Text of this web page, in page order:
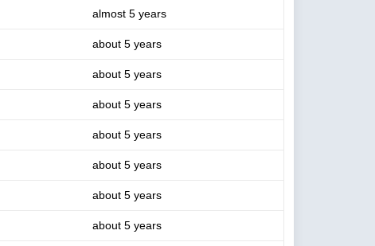
almost 5 years
about 5 years
about 5 years
about 5 years
about 5 years
about 5 years
about 5 years
about 5 years